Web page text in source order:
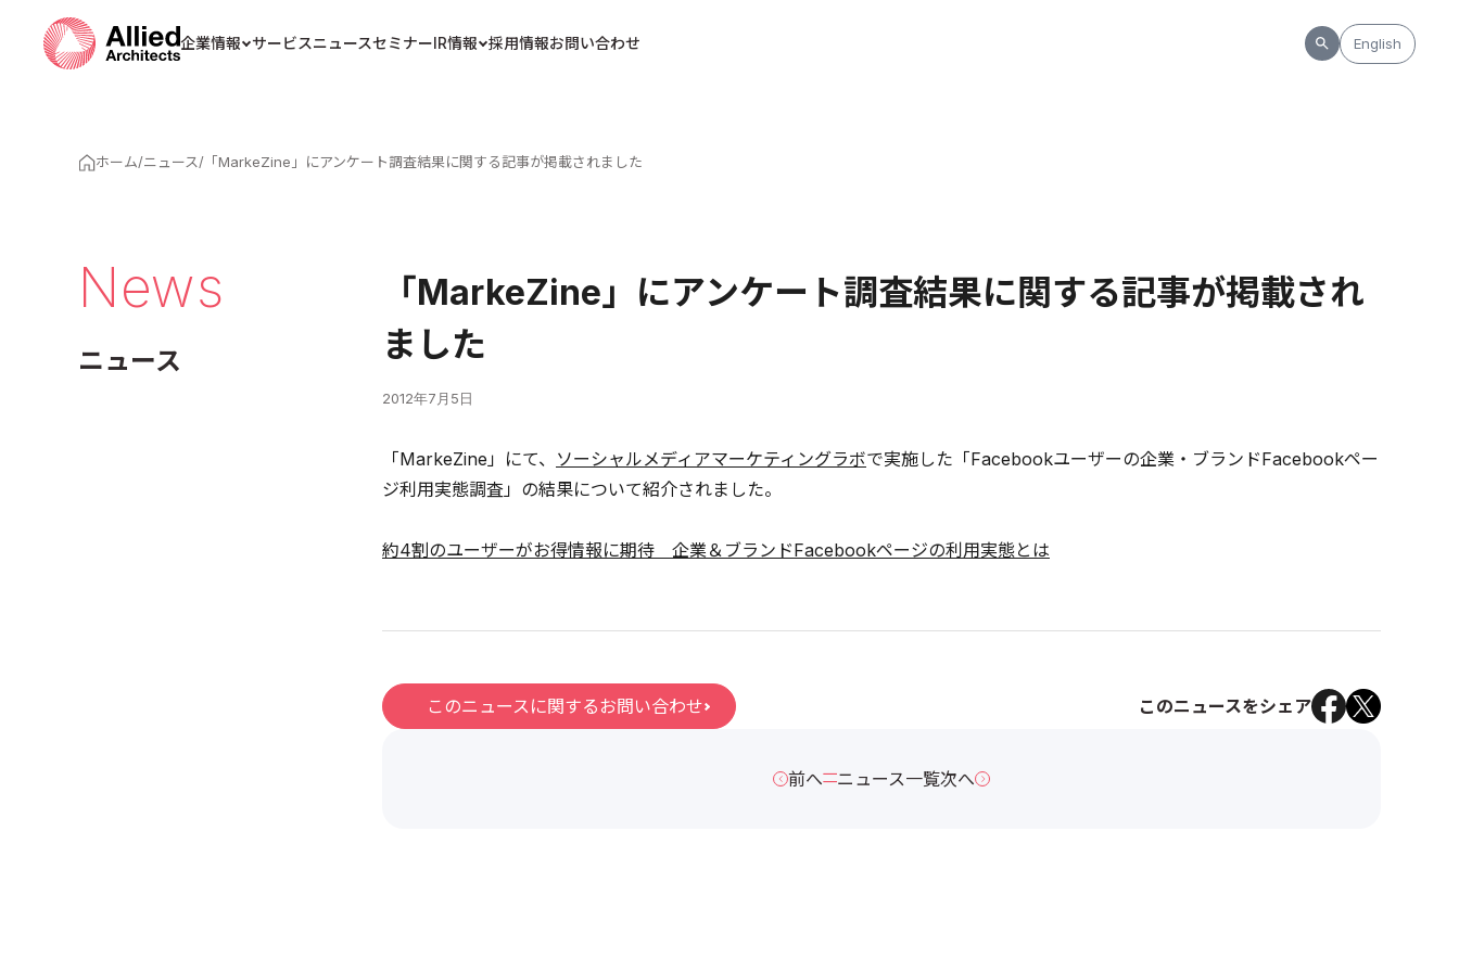
企業情報 サービスニュースセミナーIR情報 採用情報お問い合わせ English
ホーム/ニュース/ 「MarkeZine」にアンケート調査結果に関する記事が掲載されました
News
ニュース
「MarkeZine」にアンケート調査結果に関する記事が掲載され
ました
2012年7月5日
「MarkeZine」にて、 ソーシャルメディアマーケティングラボで実施した「Facebookユーザーの企業・ブランドFacebookペー
ジ利用実態調査」の結果について紹介されました。
約4割のユーザーがお得情報に期待 企業＆ブランドFacebookページの利用実態とは
このニュースに関するお問い合わせ このニュースをシェア
前へ ニュース一覧次へ